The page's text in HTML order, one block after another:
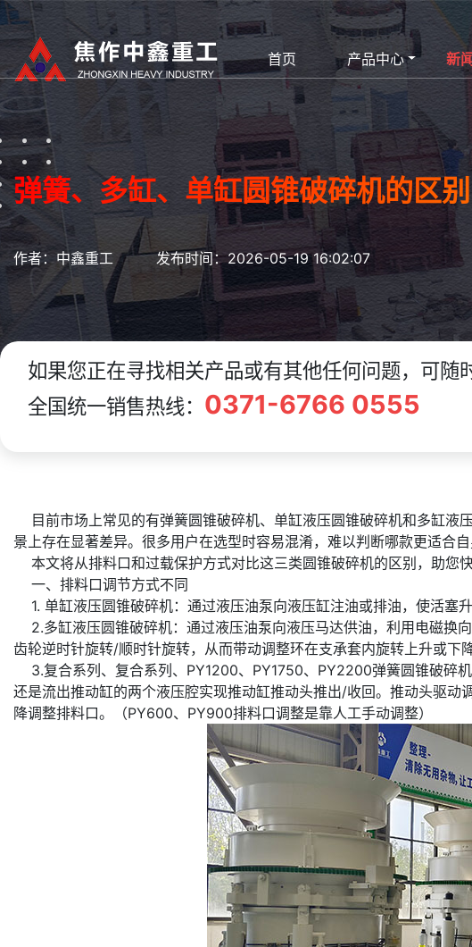
首页 产品中心 新
弹簧、多缸、单缸圆锥破碎机的区
作者：中鑫重工 发布时间：2026-05-19 16:02:07
如果您正在寻找相关产品或有其他任何问题，可随
全国统一销售热线： 0371-6766 0555
目前市场上常见的有弹簧圆锥破碎机、单缸液压圆锥破碎机和多缸液
景上存在显著差异。很多用户在选型时容易混淆，难以判断哪款更适合自
本文将从排料口和过载保护方式对比这三类圆锥破碎机的区别，助您
一、排料口调节方式不同
1. 单缸液压圆锥破碎机：通过液压油泵向液压缸注油或排油，使活塞
2.多缸液压圆锥破碎机：通过液压油泵向液压马达供油，利用电磁换
齿轮逆时针旋转/顺时针旋转，从而带动调整环在支承套内旋转上升或下
3.复合系列、复合系列、PY1200、PY1750、PY2200弹簧圆锥破碎
还是流出推动缸的两个液压腔实现推动缸推动头推出/收回。推动头驱
降调整排料口。（PY600、PY900排料口调整是靠人工手动调整）